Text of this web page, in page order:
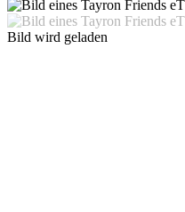
Bild wird geladen